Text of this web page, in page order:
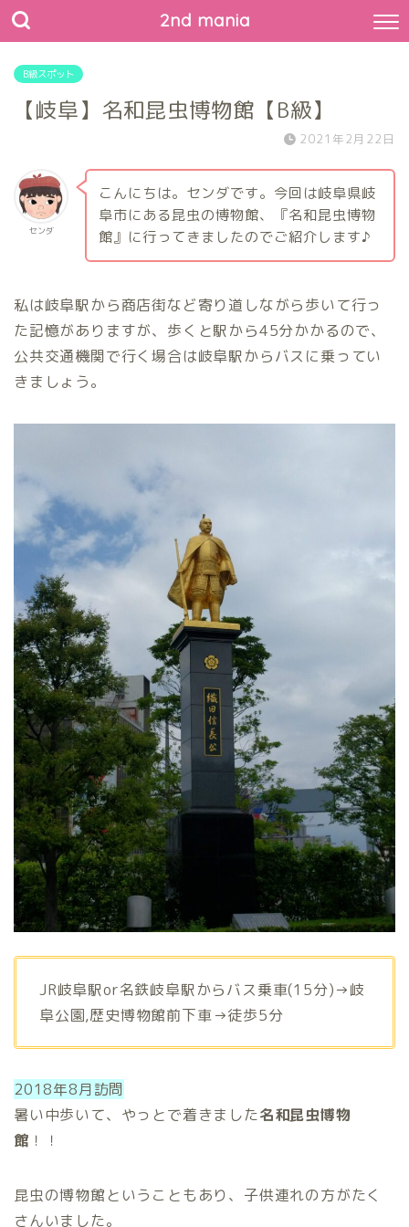
2nd mania
B級スポット
【岐阜】名和昆虫博物館【B級】
2021年2月22日
センダ
こんにちは。センダです。今回は岐阜県岐
阜市にある昆虫の博物館、『名和昆虫博物
館』に行ってきましたのでご紹介します♪
私は岐阜駅から商店街など寄り道しながら歩いて行っ
た記憶がありますが、歩くと駅から45分かかるので、
公共交通機関で行く場合は岐阜駅からバスに乗ってい
きましょう。
JR岐阜駅or名鉄岐阜駅からバス乗車(15分)→岐
阜公園,歴史博物館前下車→徒歩5分
2018年8月訪問
暑い中歩いて、やっとで着きました名和昆虫博物
館 ！！
昆虫の博物館ということもあり、子供連れの方がたく
さんいました。